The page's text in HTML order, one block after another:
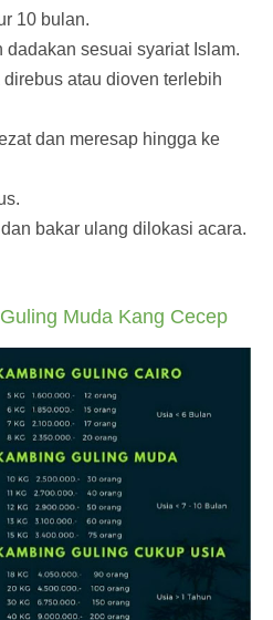
10 bulan.
dadakan sesuai syariat Islam.
atau dioven terlebih
dan meresap hingga ke
bakar ulang dilokasi acara.
Muda Kang Cecep